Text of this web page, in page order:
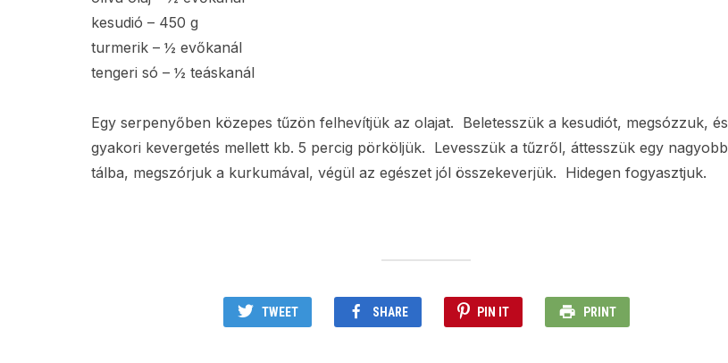
kesudió – 450 g
turmerik – ½ evőkanál
tengeri só – ½ teáskanál
Egy serpenyőben közepes tűzön felhevítjük az olajat. Beletesszük a kesudiót, megsózzuk, és
gyakori kevergetés mellett kb. 5 percig pörköljük. Levesszük a tűzről, áttesszük egy nagyobb
tálba, megszórjuk a kurkumával, végül az egészet jól összekeverjük. Hidegen fogyasztjuk.
TWEET SHARE PIN IT PRINT